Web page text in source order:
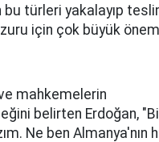
bu türleri yakalayıp
için çok büyük
mahkemelerin
belirten Erdoğan,
Ne ben Almanya'nın